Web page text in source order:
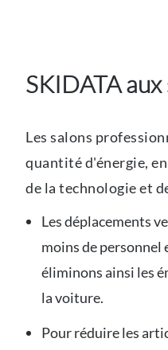
SKIDATA
Les salons
quantité d'énergie,
de la technologie et
Les déplacements
moins de personnel
éliminons ainsi les
la voiture.
Pour réduire les